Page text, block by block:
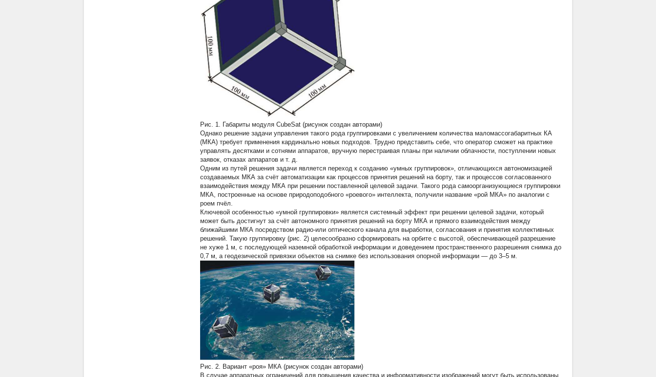
Рис. 1. Габариты модуля CubeSat (рисунок создан авторами)
Однако решение задачи управления такого рода группировками с увеличением количества маломассогабаритных КА
(МКА) требует применения кардинально новых подходов. Трудно представить себе, что оператор сможет на практике
управлять десятками и сотнями аппаратов, вручную перестраивая планы при наличии облачности, поступлении новых
заявок, отказах аппаратов и т. д.
Одним из путей решения задачи является переход к созданию «умных группировок», отличающихся автономизацией
создаваемых МКА за счёт автоматизации как процессов принятия решений на борту, так и процессов согласованного
взаимодействия между МКА при решении поставленной целевой задачи. Такого рода самоорганизующиеся группировки
МКА, построенные на основе природоподобного «роевого» интеллекта, получили название «рой МКА» по аналогии с
роем пчёл.
Ключевой особенностью «умной группировки» является системный эффект при решении целевой задачи, который
может быть достигнут за счёт автономного принятия решений на борту МКА и прямого взаимодействия между
ближайшими МКА посредством радио-или оптического канала для выработки, согласования и принятия коллективных
решений. Такую группировку (рис. 2) целесообразно сформировать на орбите с высотой, обеспечивающей разрешение
не хуже 1 м, с последующей наземной обработкой информации и доведением пространственного разрешения снимка до
0,7 м, а геодезической привязки объектов на снимке без использования опорной информации — до 3–5 м.
Рис. 2. Вариант «роя» МКА (рисунок создан авторами)
В случае аппаратных ограничений для повышения качества и информативности изображений могут быть использованы